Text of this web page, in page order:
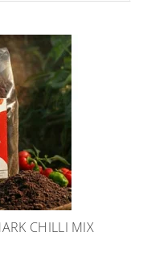
CHILLI MIX